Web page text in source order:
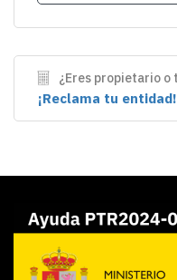
¿Eres propietario o
¡Reclama tu entidad!